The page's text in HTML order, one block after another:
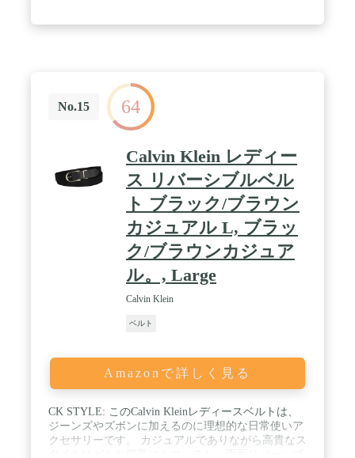
No.15 64
Calvin Klein レディー
ス リバーシブルベル
ト ブラック/ブラウン
カジュアル L, ブラッ
ク/ブラウンカジュア
ル。, Large
Calvin Klein
ベルト
Amazonで詳しく見る
CK STYLE: このCalvin Kleinレディースベルトは、
ジーンズやズボンに加えるのに理想的な日常使いア
クセサリーです。 カジュアルでありながら高貴なス